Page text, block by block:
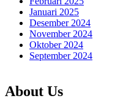
Januari 2025
Desember 2024
November 2024
Oktober 2024
September 2024
About Us